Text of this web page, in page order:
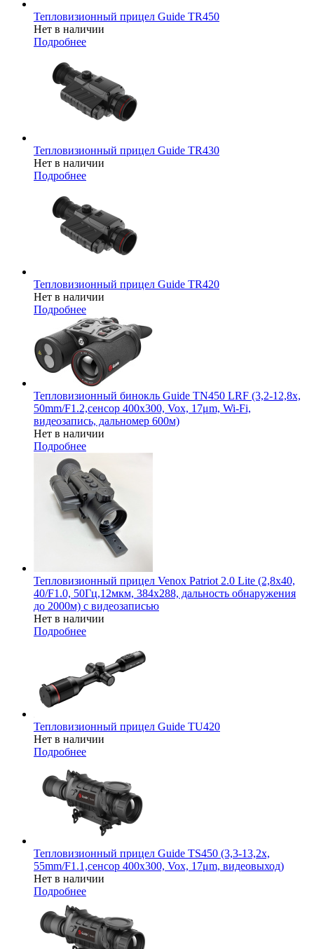
Тепловизионный прицел Guide TR450
Нет в наличии
Подробнее
Тепловизионный прицел Guide TR430
Нет в наличии
Подробнее
Тепловизионный прицел Guide TR420
Нет в наличии
Подробнее
Тепловизионный бинокль Guide TN450 LRF (3,2-12,8x,
50mm/F1.2,сенсор 400х300, Vox, 17μm, Wi-Fi,
видеозапись, дальномер 600м)
Нет в наличии
Подробнее
Тепловизионный прицел Venox Patriot 2.0 Lite (2,8x40,
40/F1.0, 50Гц,12мкм, 384х288, дальность обнаружения
до 2000м) c видеозаписью
Нет в наличии
Подробнее
Тепловизионный прицел Guide TU420
Нет в наличии
Подробнее
Тепловизионный прицел Guide TS450 (3,3-13,2x,
55mm/F1.1,сенсор 400х300, Vox, 17μm, видеовыход)
Нет в наличии
Подробнее